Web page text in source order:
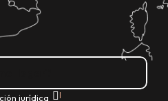
jurídica |